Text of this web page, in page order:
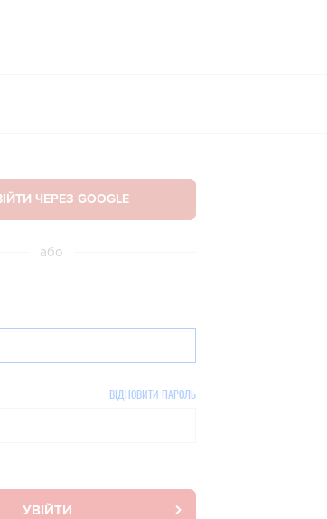
або
ВІДНОВИТИ ПАРОЛЬ
УВІЙТИ